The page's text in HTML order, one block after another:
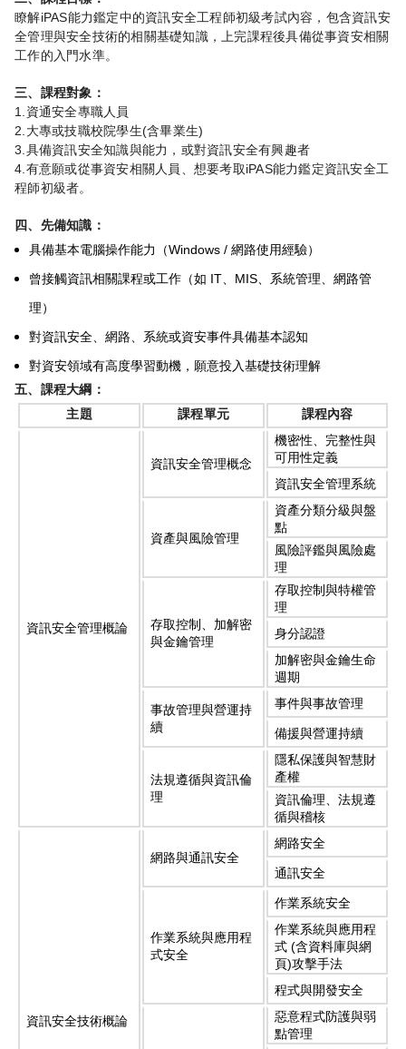
瞭解iPAS能力鑑定中的資訊安全工程師初級考試內容，包含資訊安
全管理與安全技術的相關基礎知識，上完課程後具備從事資安相關
工作的入門水準。
三、課程對象：
1. 資通安全專職人員
2. 大專或技職校院學生(含畢業生)
3.具備資訊安全知識與能力，或對資訊安全有興趣者
4.有意願或從事資安相關人員、想要考取 iPAS能力鑑定資訊安全工
程師初級者。
四、先備知識：
具備基本電腦操作能力（Windows / 網路使用經驗）
曾接觸資訊相關課程或工作（如 IT、 MIS、系統管理、網路管
理）
對資訊安全、網路、系統或資安事件具備基本認知
對資安領域有高度學習動機，願意投入基礎技術理解
五、課程大綱：
主題
課程單元 課程內容
資訊安全管理概論
資訊安全管理概念
機密性、完整性與
可用性定義
資訊安全管理系統
資產與風險管理
資產分類分級與盤
點
風險評鑑與風險處
理
存取控制、加解密
與金鑰管理
存取控制與特權管
理
身分認證
加解密與金鑰生命
週期
事故管理與營運持
續
事件與事故管理
備援與營運持續
法規遵循與資訊倫
理
隱私保護與智慧財
產權
資訊倫理、法規遵
循與稽核
資訊安全技術概論
網路與通訊安全
網路安全
通訊安全
作業系統與應用程
式安全
作業系統安全
作業系統與應用程
式 (含資料庫與網
頁)攻擊手法
程式與開發安全
惡意程式防護與弱
點管理